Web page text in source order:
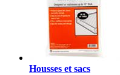
Housses et sacs